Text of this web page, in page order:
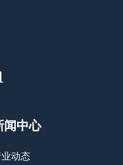
闻中心
动态